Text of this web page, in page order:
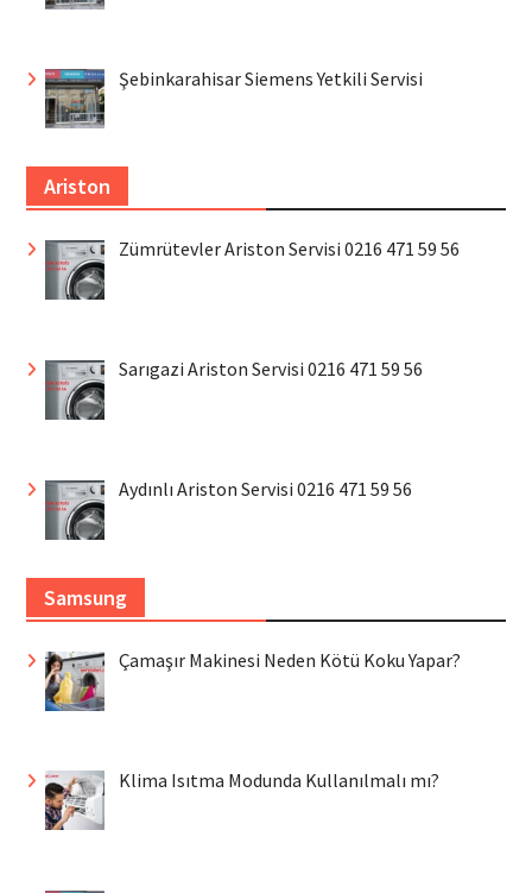
Şebinkarahisar Siemens Yetkili Servisi
Ariston
Zümrütevler Ariston Servisi 0216 471 59 56
Sarıgazi Ariston Servisi 0216 471 59 56
Aydınlı Ariston Servisi 0216 471 59 56
Samsung
Çamaşır Makinesi Neden Kötü Koku Yapar?
Klima Isıtma Modunda Kullanılmalı mı?